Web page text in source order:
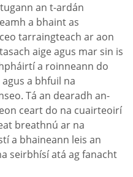
an t-ardán
a bhaint as
tarraingteach ar aon
aige agus mar sin is
a roinneann do
a bhfuil na
Tá an dearadh an-
ceart do na cuairteoirí
breathnú ar na
a bhaineann leis an
seirbhísí atá ag fanacht